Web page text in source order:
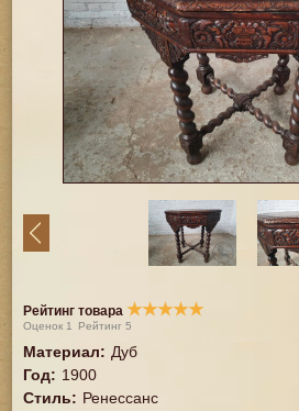
Рейтинг товара ★★★★★
Оценок 1 Рейтинг5
Материал: Дуб
Год: 1900
Стиль: Ренессанс